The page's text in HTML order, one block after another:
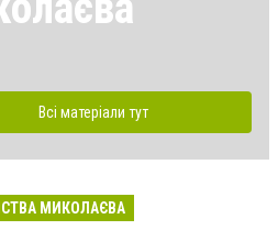
Всі матеріали тут
МИКОЛАЄВА